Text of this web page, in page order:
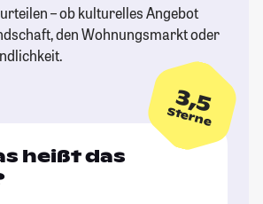
– ob kulturelles Angebot
den Wohnungsmarkt oder
3,5
Sterne
heißt das